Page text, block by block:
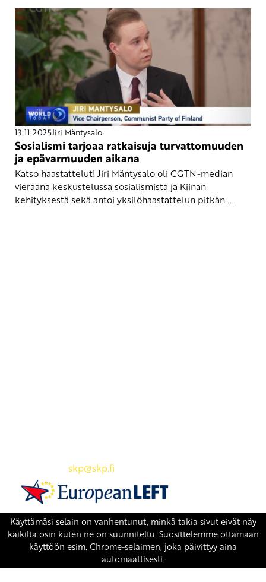
13.11.2025Jiri Mäntysalo
Sosialismi tarjoaa ratkaisuja turvattomuuden
ja epävarmuuden aikana
Katso haastattelut! Jiri Mäntysalo oli CGTN-median
vieraana keskustelussa sosialismista ja Kiinan
kehityksestä sekä antoi yksilöhaastattelun pitkän ...
skp@skp.fi
SKP on Euroopan Vasemmistopuolueen jäsen.
european-left.org
european-left.org/manifesto/